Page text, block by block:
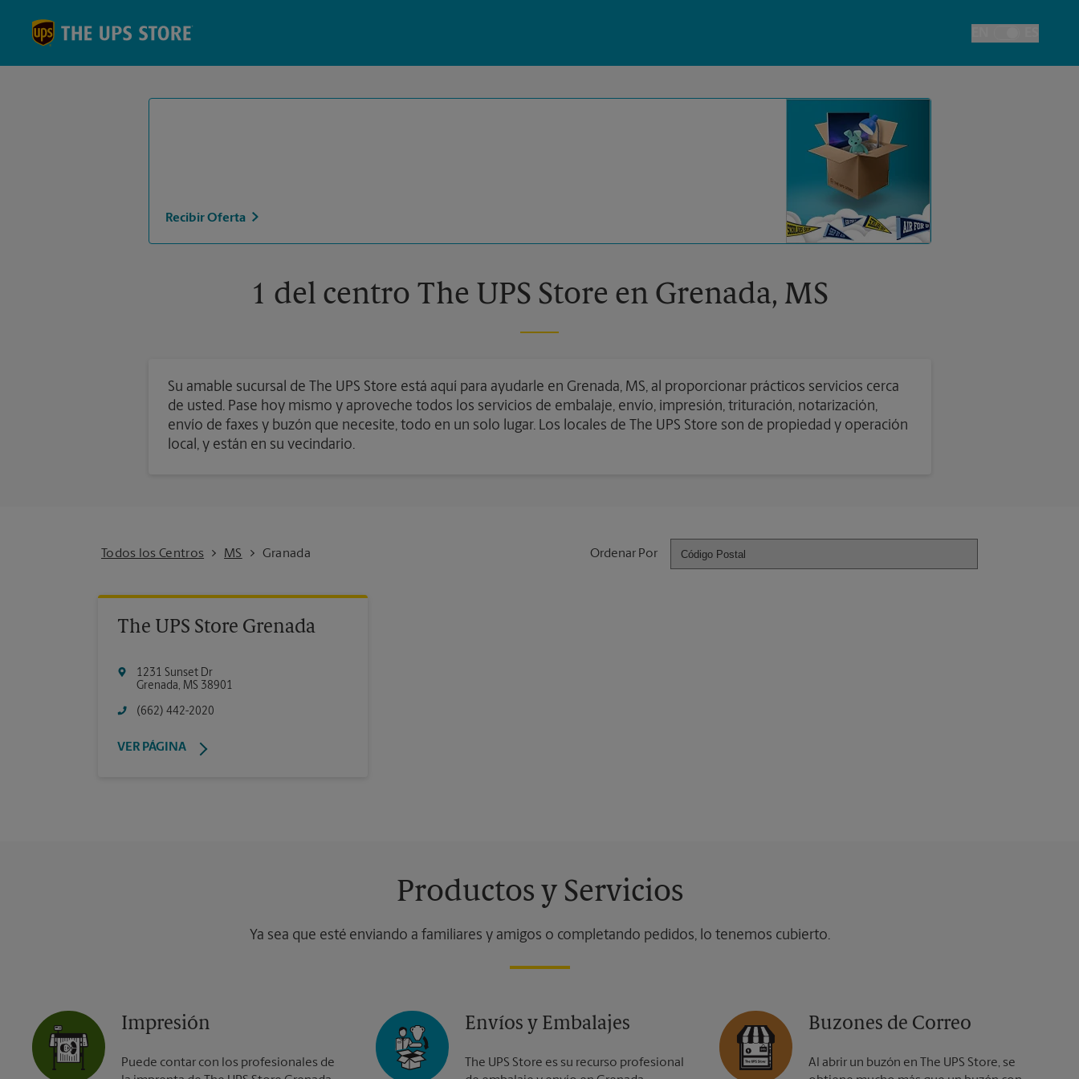
Alternar el
Recibir Oferta
1 del centro The UPS Store en Grenada, MS
Su amable sucursal de The UPS Store está aquí para ayudarle en Grenada, MS, al proporcionar prácticos servicios cerca
de usted. Pase hoy mismo y aproveche todos los servicios de embalaje, envío, impresión, trituración, notarización,
envío de faxes y buzón que necesite, todo en un solo lugar. Los locales de The UPS Store son de propiedad y operación
local, y están en su vecindario.
Todos los Centros MS Granada Ordenar Por
The UPS Store Grenada
1231 Sunset Dr
Grenada, MS 38901
(662) 442-2020
VER PÁGINA
Productos y Servicios
Ya sea que esté enviando a familiares y amigos o completando pedidos, lo tenemos cubierto.
Impresión
Puede contar con los profesionales de
Envíos y Embalajes
The UPS Store es su recurso profesional
Buzones de Correo
Al abrir un buzón en The UPS Store, se